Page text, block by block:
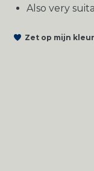
Also very
Zet op mijn